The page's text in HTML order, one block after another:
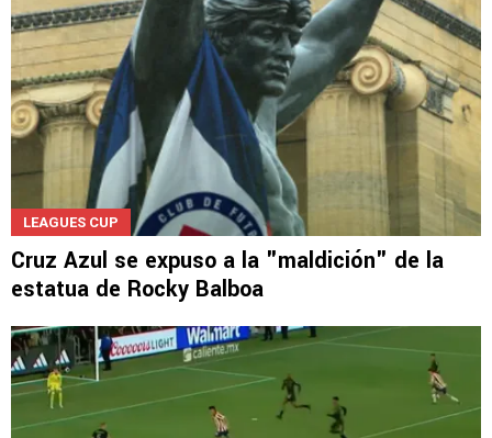
LEAGUES CUP
Cruz Azul se expuso a la "maldición" de la
estatua de Rocky Balboa